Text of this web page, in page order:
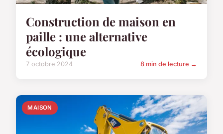
Construction de maison en
paille : une alternative
écologique
7 octobre 2024 8 min de lecture →
MAISON